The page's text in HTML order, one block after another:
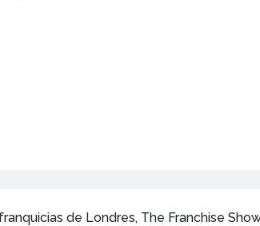
de Londres, The Franchise